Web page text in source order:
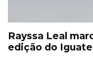
Rayssa Leal
edição do